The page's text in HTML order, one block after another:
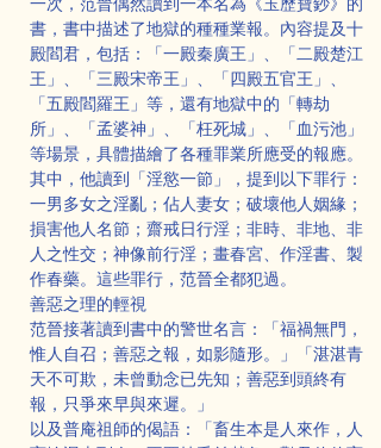
書，書中描述了地獄的種種業報。內容提及十
殿閻君，包括：「一殿秦廣王」、「二殿楚江
王」、「三殿宋帝王」、「四殿五官王」、
「五殿閻羅王」等，還有地獄中的「轉劫
所」、「孟婆神」、「枉死城」、「血污池」
等場景，具體描繪了各種罪業所應受的報應。
其中，他讀到「淫慾一節」，提到以下罪行：
一男多女之淫亂；佔人妻女；破壞他人姻緣；
損害他人名節；齋戒日行淫；非時、非地、非
人之性交；神像前行淫；畫春宮、作淫書、製
作春藥。這些罪行，范晉全都犯過。
善惡之理的輕視
范晉接著讀到書中的警世名言：「福禍無門，
惟人自召；善惡之報，如影隨形。」「湛湛青
天不可欺，未曾動念已先知；善惡到頭終有
報，只爭來早與來遲。」
以及普庵祖師的偈語：「畜生本是人來作，人